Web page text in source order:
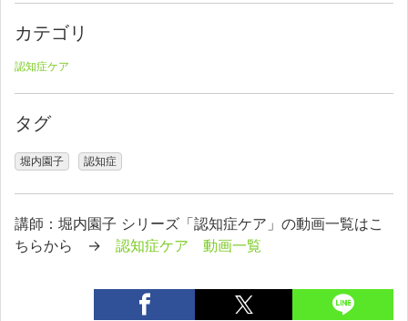
カテゴリ
認知症ケア
タグ
堀内園子 認知症
講師：堀内園子 シリーズ「認知症ケア」の動画一覧はこ
ちらから → 認知症ケア 動画一覧